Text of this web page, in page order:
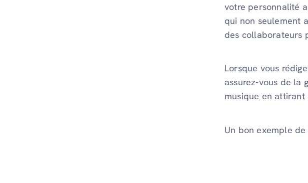
votre personnalité
qui non seulement
des collaborateurs
Lorsque vous
assurez-vous de la
musique en attirant
Un bon exemple